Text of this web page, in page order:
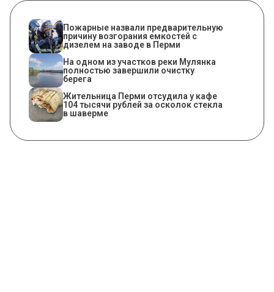
Пожарные назвали предварительную
причину возгорания емкостей с
дизелем на заводе в Перми
На одном из участков реки Мулянка
полностью завершили очистку
берега
Жительница Перми отсудила у кафе
104 тысячи рублей за осколок стекла
в шаверме